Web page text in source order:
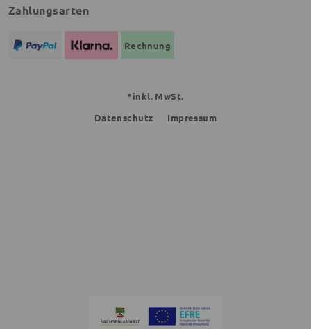
Zahlungsarten
Rechnung
*inkl. MwSt.
Datenschutz
Impressum